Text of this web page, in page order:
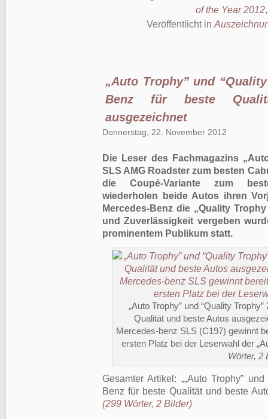
of the Year 2012
Veröffentlicht in
„Auto Trophy” und
Benz für beste
ausgezeichnet
Donnerstag, 22. November 2012
Die Leser des Fachmagazins
SLS AMG Roadster zum besten
die Coupé-Variante zum
wiederholen beide Autos ihren
Mercedes-Benz die „Quality
und Zuverlässigkeit vergeben
prominentem Publikum statt.
„Auto Trophy” und “Quality
Qualität und beste Autos
Mercedes-benz SLS (C197) gewinnt
ersten Platz bei der Leserwahl der
Wörter, 2
Gesamter Artikel:
„Auto Trophy”
Benz für beste Qualität und beste
(299 Wörter, 2 Bilder)